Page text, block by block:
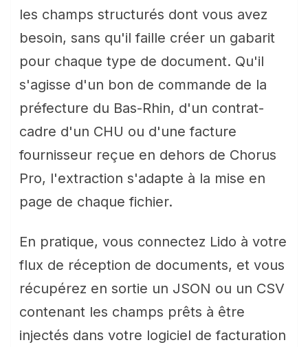
les champs structurés dont vous avez
besoin, sans qu'il faille créer un gabarit
pour chaque type de document. Qu'il
s'agisse d'un bon de commande de la
préfecture du Bas-Rhin, d'un contrat-
cadre d'un CHU ou d'une facture
fournisseur reçue en dehors de Chorus
Pro, l'extraction s'adapte à la mise en
page de chaque fichier.
En pratique, vous connectez Lido à votre
flux de réception de documents, et vous
récupérez en sortie un JSON ou un CSV
contenant les champs prêts à être
injectés dans votre logiciel de facturation